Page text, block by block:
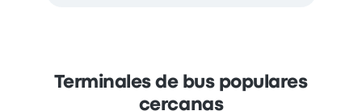
Terminales de bus populares
cercanas